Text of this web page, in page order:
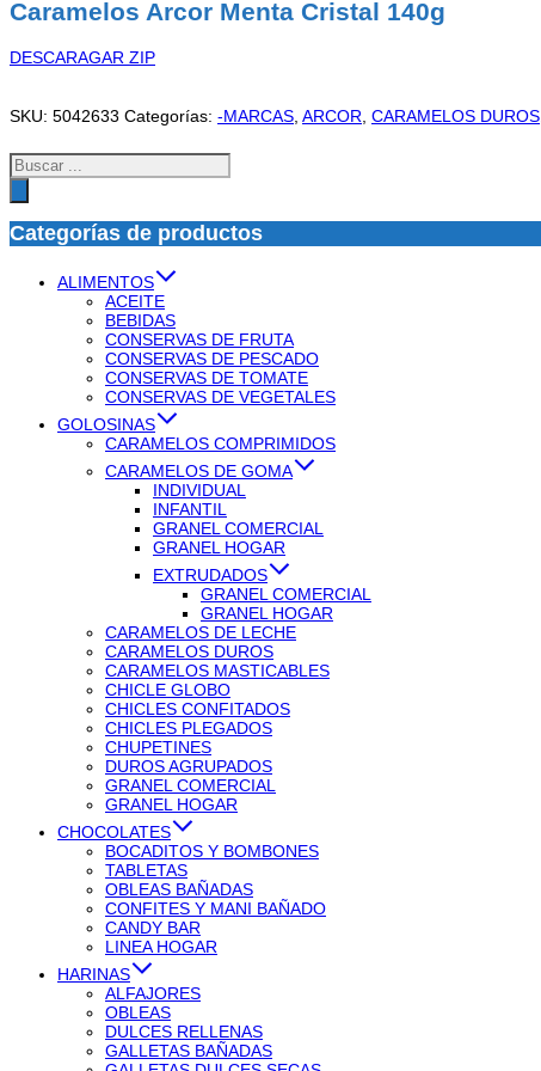
Caramelos Arcor Menta Cristal 140g
DESCARAGAR ZIP
SKU: 5042633 Categorías: -MARCAS ARCOR CARAMELOS DUROS
Búsqueda
de
productos
Categorías de productos
ALIMENTOS
ACEITE
BEBIDAS
CONSERVAS DE FRUTA
CONSERVAS DE PESCADO
CONSERVAS DE TOMATE
CONSERVAS DE VEGETALES
GOLOSINAS
CARAMELOS COMPRIMIDOS
CARAMELOS DE GOMA
INDIVIDUAL
INFANTIL
GRANEL COMERCIAL
GRANEL HOGAR
EXTRUDADOS
GRANEL COMERCIAL
GRANEL HOGAR
CARAMELOS DE LECHE
CARAMELOS DUROS
CARAMELOS MASTICABLES
CHICLE GLOBO
CHICLES CONFITADOS
CHICLES PLEGADOS
CHUPETINES
DUROS AGRUPADOS
GRANEL COMERCIAL
GRANEL HOGAR
CHOCOLATES
BOCADITOS Y BOMBONES
TABLETAS
OBLEAS BAÑADAS
CONFITES Y MANI BAÑADO
CANDY BAR
LINEA HOGAR
HARINAS
ALFAJORES
OBLEAS
DULCES RELLENAS
GALLETAS BAÑADAS